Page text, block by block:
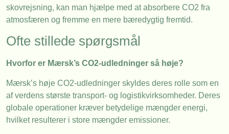
skovrejsning, kan man hjælpe med at absorbere CO2 fra
atmosfæren og fremme en mere bæredygtig fremtid.
Ofte stillede spørgsmål
Hvorfor er Mærsk’s CO2-udledninger så høje?
Mærsk’s høje CO2-udledninger skyldes deres rolle som en
af verdens største transport- og logistikvirksomheder. Deres
globale operationer kræver betydelige mængder energi,
hvilket resulterer i store mængder emissioner.